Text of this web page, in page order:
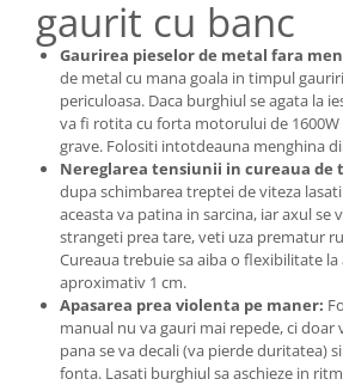
gaurit cu banc
Gaurirea pieselor de metal fara
de metal cu mana goala in timpul
periculoasa. Daca burghiul se agata la
va fi rotita cu forta motorului de
grave. Folositi intotdeauna menghina
Nereglarea tensiunii in cureaua de
dupa schimbarea treptei de viteza
aceasta va patina in sarcina, iar axul se
strangeti prea tare, veti uza prematur
Cureaua trebuie sa aiba o flexibilitate la
aproximativ 1 cm.
Apasarea prea violenta pe maner:
manual nu va gauri mai repede, ci doar
pana se va decali (va pierde duritatea)
fonta. Lasati burghiul sa aschieze in